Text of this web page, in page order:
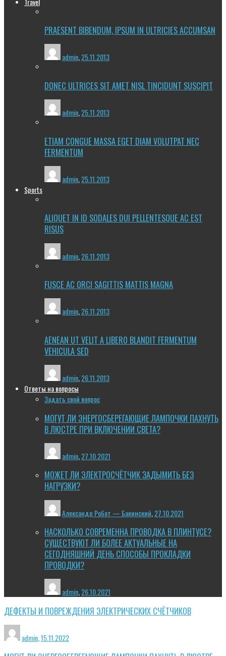
PRAESENT BIBENDUM, IPSUM IN ULTRICIES ACCUMSAN
admin,25.11.2013
DONEC ULTRICES SIT AMET NISL TINCIDUNT SUSCIPIT
admin 25.11.2013
ETIAM CONGUE MASSA EGET DIAM VOLUTPAT NEC
FERMENTUM
admin 25.11.2013
Sports
ALIQUET IN ID SODALES DUI PELLENTESQUE AC EST
RISUS
admin 26.11.2013
FUSCE AC ORCI SAGITTIS MATTIS MAGNA
admin,26.11.2013
AENEAN UT VELIT A LIBERO BLANDIT FERMENTUM
VEHICULA SED
admin 26.11.2013
Ответы на вопросы
Задать свой вопрос
МОГУТ ЛИ ЭНЕРГОСБЕРЕГАЮЩИЕ ЛАМПОЧКИ ПАХНУТЬ
В ЛЮСТРЕ ПРИ ВКЛЮЧЕНИИ СВЕТА?
admin 27.10.2021
МОЖЕТ ЛИ ЭЛЕКТРОСЧЁТЧИК ЗАДЫМИТЬ БЕЗ
НАГРУЗКИ?
Александр Робот — Бакинский 27.10.2021
НАСКОЛЬКО СОВРЕМЕННА ПРОВОДКА В ПЛИНТУСЕ?
СУЩЕСТВУЮТ ЛИ БОЛЕЕ АКТУАЛЬНЫЕ НА
СЕГОДНЯШНИЙ ДЕНЬ СПОСОБЫ ПРОКЛАДКИ
ПРОВОДКИ?
admin,26.10.2021
ДЕФЕКТЫ И ПОВРЕЖДЕНИЯ ЭЛЕКТРИЧЕСКИХ СЧЁТЧИКОВ
admin 15.11.2022